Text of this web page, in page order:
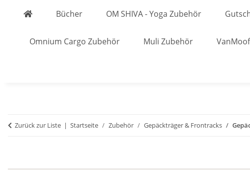
Bücher OM SHIVA - Yoga Zubehör
Omnium Cargo Zubehör Muli Zubehör
Zurück zur Liste Startseite Zubehör Gepäckträger & Frontracks